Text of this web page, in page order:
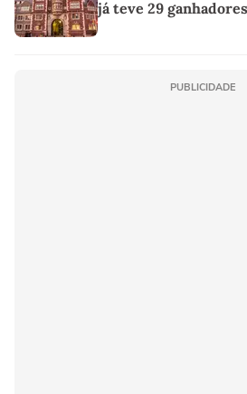
já teve 29
PUBLICIDADE